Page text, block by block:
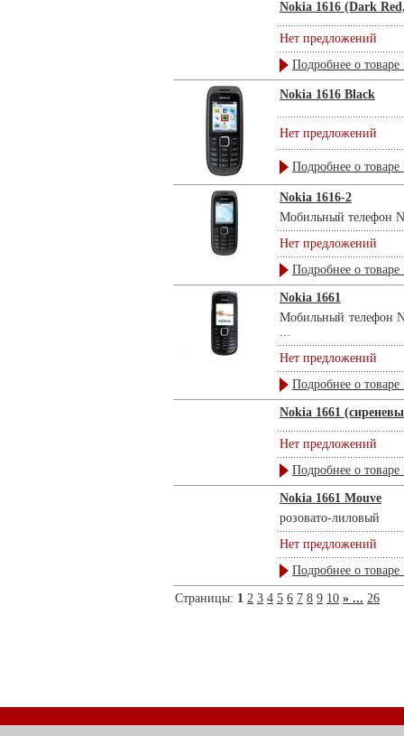
Nokia 1616 (Dark
Нет предложений
Подробнее о товаре
Nokia 1616 Black
Нет предложений
Подробнее о товаре
Nokia 1616-2
Мобильный телефон
Нет предложений
Подробнее о товаре
Nokia 1661
Мобильный телефон
...
Нет предложений
Подробнее о товаре
Nokia 1661
Нет предложений
Подробнее о товаре
Nokia 1661 Mouve
розовато-лиловый
Нет предложений
Подробнее о товаре
Страницы: 1 2 3 4 5 6 7 8 9 10 » ... 26